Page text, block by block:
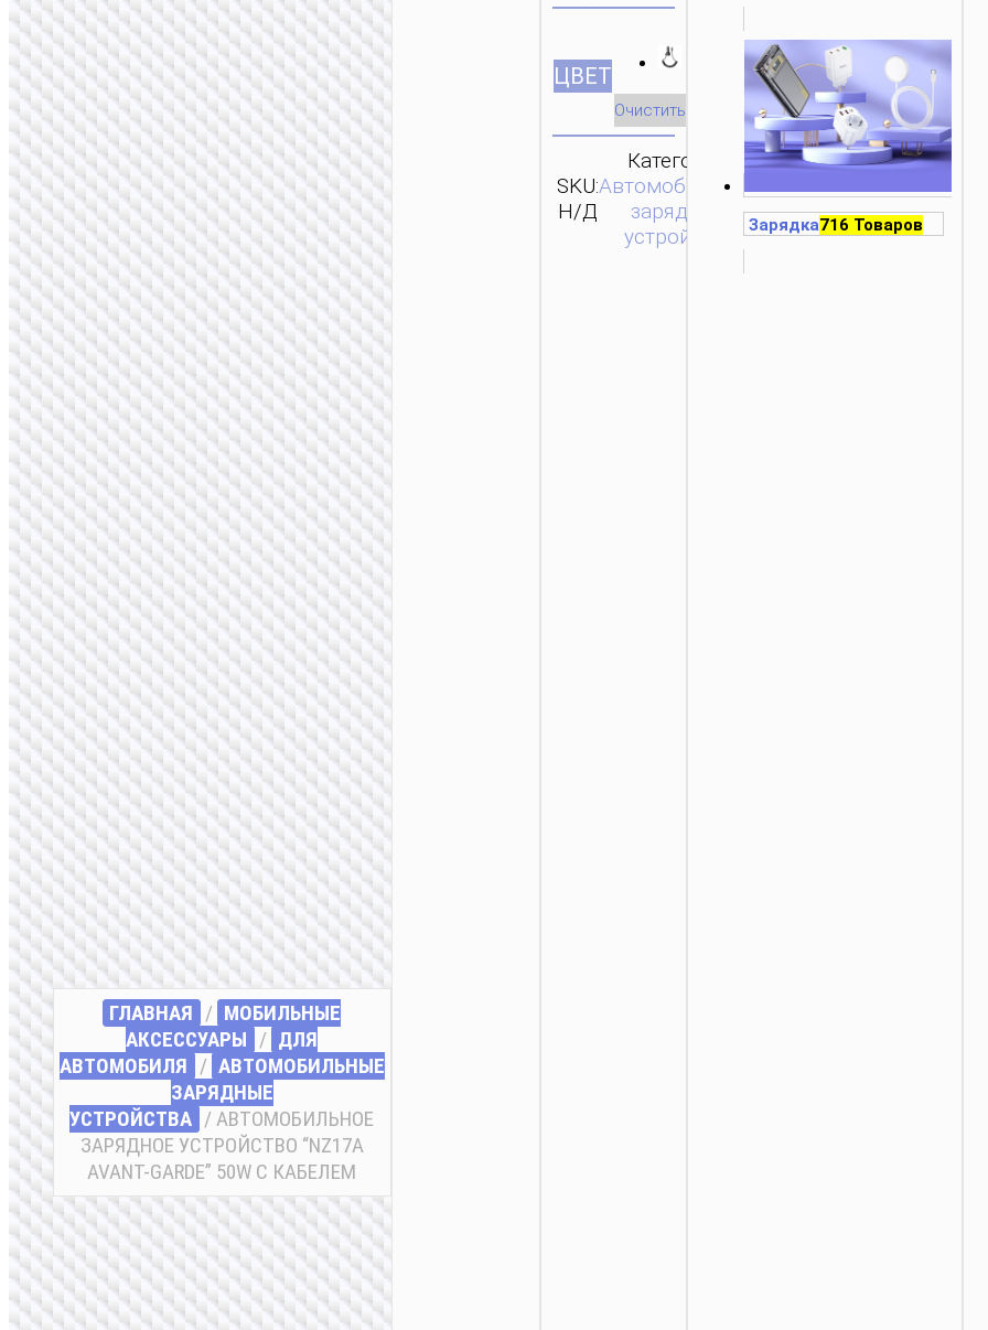
ГЛАВНАЯ / МОБИЛЬНЫЕ
АКСЕССУАРЫ / ДЛЯ
АВТОМОБИЛЯ / АВТОМОБИЛЬНЫЕ
ЗАРЯДНЫЕ
УСТРОЙСТВА / АВТОМОБИЛЬНОЕ
ЗАРЯДНОЕ УСТРОЙСТВО “NZ17A
AVANT-GARDE” 50W С КАБЕЛЕМ
ЦВЕТ
Очистить
SKU:
Н/Д
Категория:
Автомобильные
зарядные
устройства
ОТПРАВИТЬ
ЗАПРОС
Зарядка716 Товаров